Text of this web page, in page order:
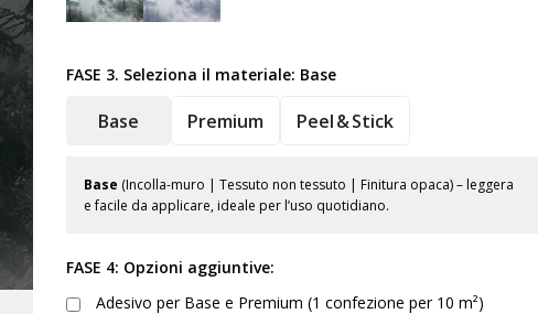
FASE 3. Seleziona il materiale: Base
Base Premium Peel & Stick
Base (Incolla-muro | Tessuto non tessuto | Finitura opaca) – leggera
e facile da applicare, ideale per l’uso quotidiano.
FASE 4: Opzioni aggiuntive:
Adesivo per Base e Premium (1 confezione per 10 m²)